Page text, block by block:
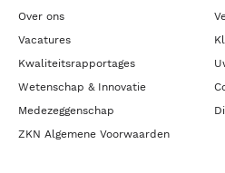
Over ons
Vacatures
Kwaliteitsrapportages
Wetenschap & Innovatie
Medezeggenschap
ZKN Algemene Voorwaarden